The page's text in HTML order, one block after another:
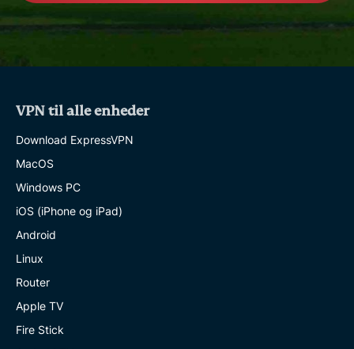
VPN til alle enheder
Download ExpressVPN
MacOS
Windows PC
iOS (iPhone og iPad)
Android
Linux
Router
Apple TV
Fire Stick